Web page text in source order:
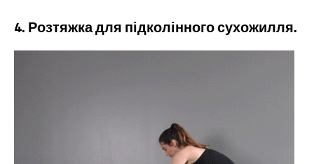
4. Розтяжка для підколінного сухожилля.